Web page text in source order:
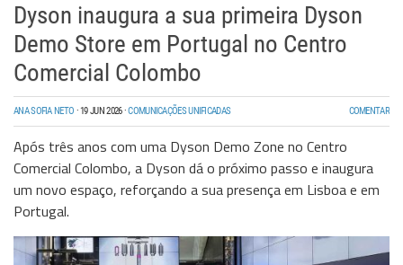
Dyson inaugura a sua primeira Dyson
Demo Store em Portugal no Centro
Comercial Colombo
ANA SOFIA NETO ·19 JUN 2026·COMUNICAÇÕES UNIFICADAS COMENTAR
Após três anos com uma Dyson Demo Zone no Centro
Comercial Colombo, a Dyson dá o próximo passo e inaugura
um novo espaço, reforçando a sua presença em Lisboa e em
Portugal.